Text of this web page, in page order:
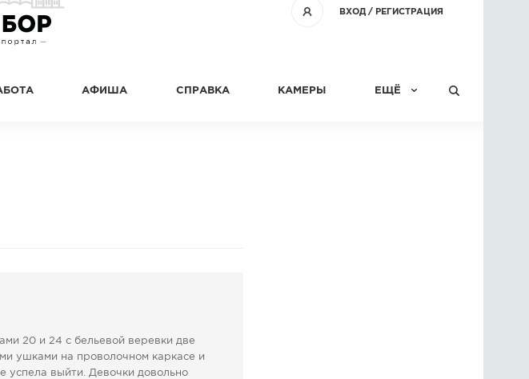
ВХОД/ РЕГИСТРАЦИЯ
АФИША СПРАВКА КАМЕРЫ ЕЩЁ
20 и 24 с бельевой веревки две
ушками на проволочном каркасе и
успела выйти. Девочки довольно